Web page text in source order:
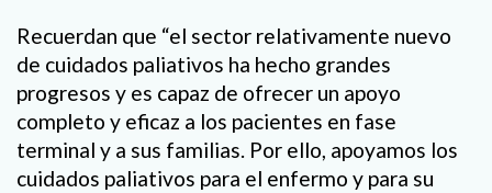
Recuerdan que “el sector relativamente nuevo
de cuidados paliativos ha hecho grandes
progresos y es capaz de ofrecer un apoyo
completo y eficaz a los pacientes en fase
terminal y a sus familias. Por ello, apoyamos los
cuidados paliativos para el enfermo y para su